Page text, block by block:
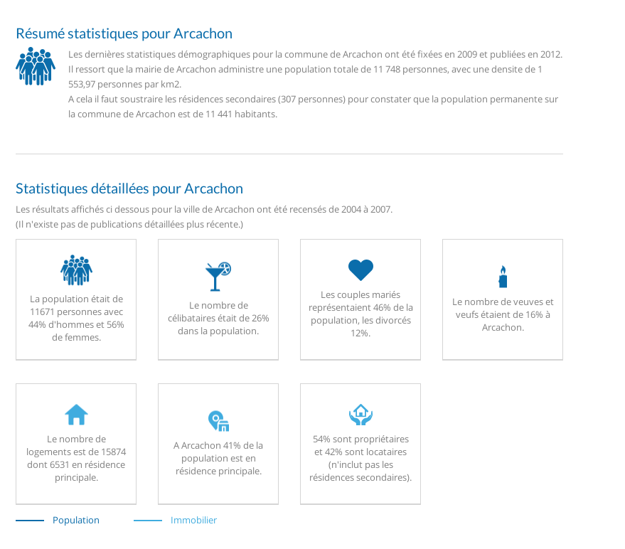
Résumé statistiques pour Arcachon
Les dernières statistiques démographiques pour la commune de Arcachon ont été fixées en 2009 et publiées en 2012.
Il ressort que la mairie de Arcachon administre une population totale de 11 748 personnes, avec une densite de 1
553,97 personnes par km2.
A cela il faut soustraire les résidences secondaires (307 personnes) pour constater que la population permanente sur
la commune de Arcachon est de 11 441 habitants.
Statistiques détaillées pour Arcachon
Les résultats affichés ci dessous pour la ville de Arcachon ont été recensés de 2004 à 2007.
(Il n'existe pas de publications détaillées plus récente.)
La population était de
11671 personnes avec
44% d'hommes et 56%
de femmes.
Le nombre de
célibataires était de 26%
dans la population.
Les couples mariés
représentaient 46% de la
population, les divorcés
12%.
Le nombre de veuves et
veufs étaient de 16% à
Arcachon.
Le nombre de
logements est de 15874
dont 6531 en résidence
principale.
A Arcachon 41% de la
population est en
résidence principale.
54% sont propriétaires
et 42% sont locataires
(n'inclut pas les
résidences secondaires).
Population Immobilier